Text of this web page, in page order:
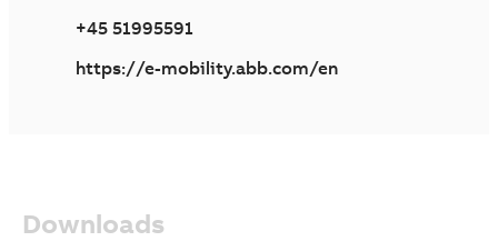
+45 51995591
https://e-mobility.abb.com/en
Downloads